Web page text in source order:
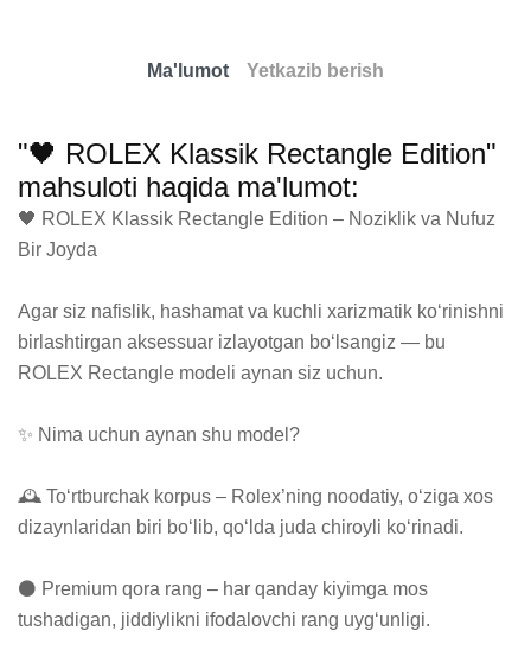
Ma'lumot Yetkazib berish
"🖤 ROLEX Klassik Rectangle Edition"
mahsuloti haqida ma'lumot:
🖤 ROLEX Klassik Rectangle Edition – Noziklik va Nufuz
Bir Joyda
Agar siz nafislik, hashamat va kuchli xarizmatik ko‘rinishni
birlashtirgan aksessuar izlayotgan bo‘lsangiz — bu
ROLEX Rectangle modeli aynan siz uchun.
✨ Nima uchun aynan shu model?
🕰 To‘rtburchak korpus – Rolex’ning noodatiy, o‘ziga xos
dizaynlaridan biri bo‘lib, qo‘lda juda chiroyli ko‘rinadi.
⚫️ Premium qora rang – har qanday kiyimga mos
tushadigan, jiddiylikni ifodalovchi rang uyg‘unligi.